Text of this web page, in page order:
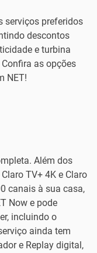
serviços preferidos
descontos
e turbina
as opções
NET!
Além dos
TV+ 4K e Claro
canais à sua casa,
Now e pode
incluindo o
ainda tem
e Replay digital,